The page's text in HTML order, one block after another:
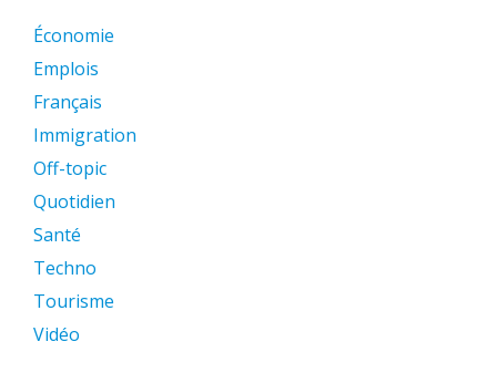
Économie
Emplois
Français
Immigration
Off-topic
Quotidien
Santé
Techno
Tourisme
Vidéo